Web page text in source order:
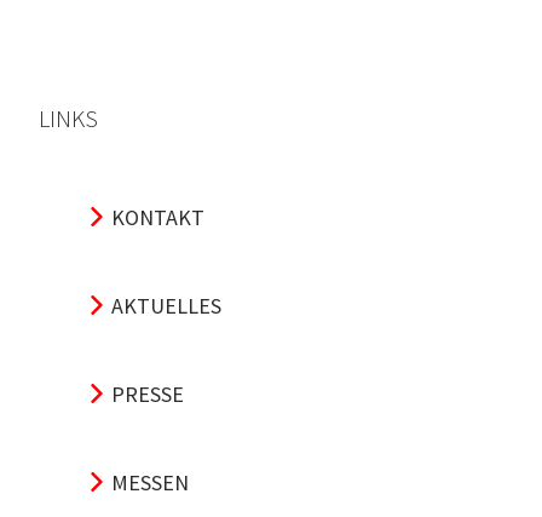
LINKS
KONTAKT
AKTUELLES
PRESSE
MESSEN